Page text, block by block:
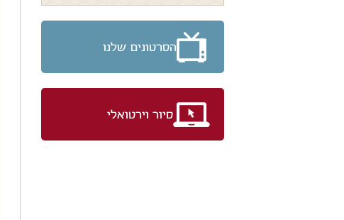
הסרטונים שלנו
סיור וירטואלי